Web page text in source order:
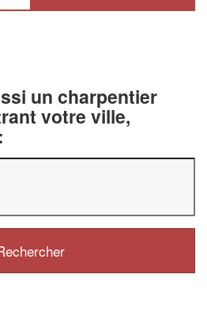
un charpentier
votre ville,